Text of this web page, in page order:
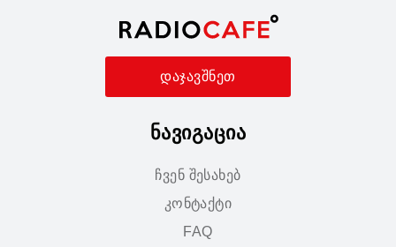
დაჯავშნეთ
ნავიგაცია
ჩვენ შესახებ
კონტაქტი
FAQ